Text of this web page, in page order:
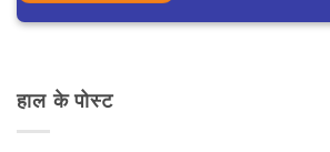
हाल के पोस्ट